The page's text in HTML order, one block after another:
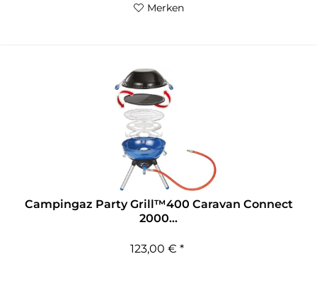
Merken
Campingaz Party Grill™400 Caravan Connect
2000...
123,00 € *